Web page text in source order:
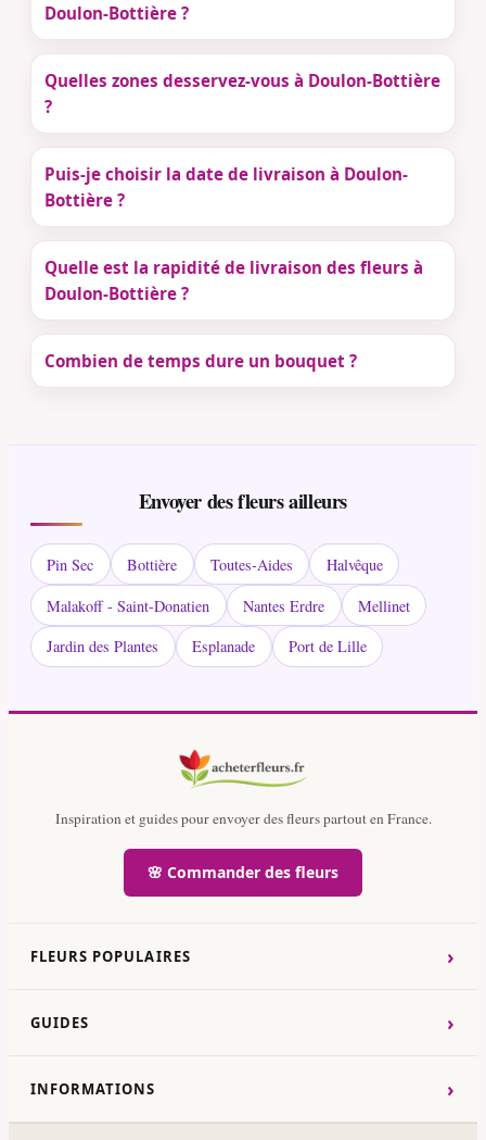
Doulon-Bottière ?
Quelles zones desservez-vous à Doulon-Bottière
?
Puis-je choisir la date de livraison à Doulon-
Bottière ?
Quelle est la rapidité de livraison des fleurs à
Doulon-Bottière ?
Combien de temps dure un bouquet ?
Envoyer des fleurs ailleurs
Pin Sec Bottière Toutes-Aides
Halvêque
Malakoff - Saint-Donatien
Nantes Erdre
Mellinet
Jardin des Plantes
Esplanade Port de Lille
Inspiration et guides pour envoyer des fleurs partout en France.
🌸 Commander des fleurs
FLEURS POPULAIRES ›
GUIDES ›
INFORMATIONS ›